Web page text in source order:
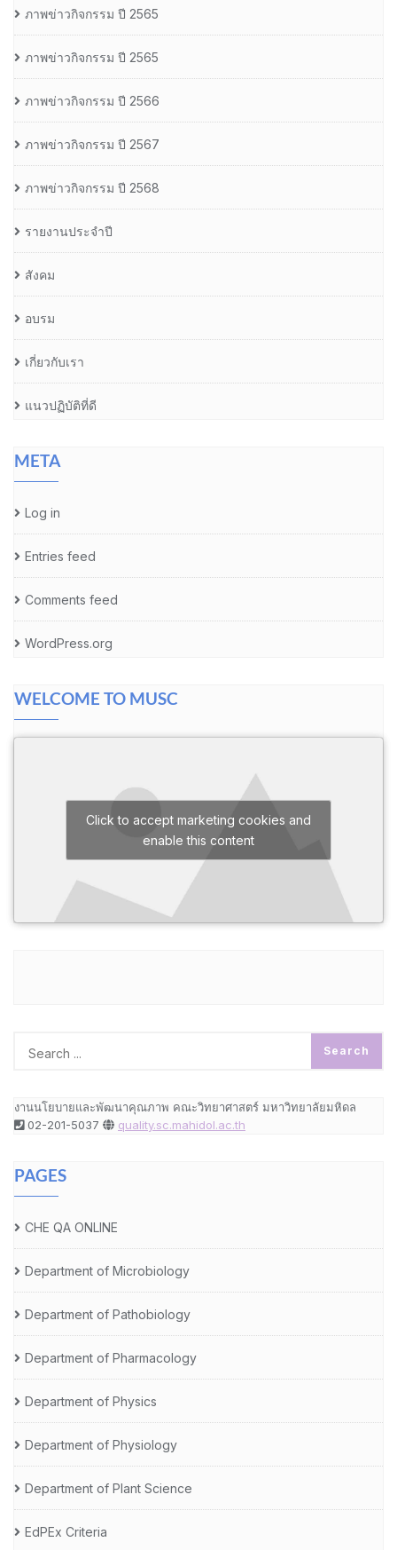
ภาพข่าวกิจกรรม ปี 2565
ภาพข่าวกิจกรรม ปี 2565
ภาพข่าวกิจกรรม ปี 2566
ภาพข่าวกิจกรรม ปี 2567
ภาพข่าวกิจกรรม ปี 2568
รายงานประจำปี
สังคม
อบรม
เกี่ยวกับเรา
แนวปฏิบัติที่ดี
META
Log in
Entries feed
Comments feed
WordPress.org
WELCOME TO MUSC
Click to accept marketing cookies and
enable this content
งานนโยบายและพัฒนาคุณภาพ คณะวิทยาศาสตร์ มหาวิทยาลัยมหิดล
02-201-5037
quality.sc.mahidol.ac.th
PAGES
CHE QA ONLINE
Department of Microbiology
Department of Pathobiology
Department of Pharmacology
Department of Physics
Department of Physiology
Department of Plant Science
EdPEx Criteria